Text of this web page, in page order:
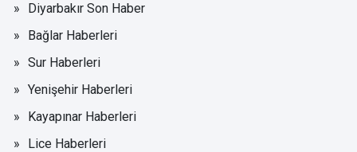
Diyarbakır Son Haber
Bağlar Haberleri
Sur Haberleri
Yenişehir Haberleri
Kayapınar Haberleri
Lice Haberleri